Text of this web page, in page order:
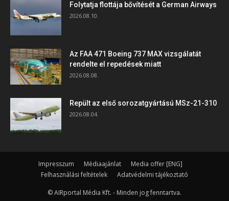
Folytatja flottája bővítését a German Airways
2026.08.10.
Az FAA 471 Boeing 737 MAX vizsgálatát
rendelte el repedések miatt
2026.08.08.
Repült az első sorozatgyártású MSz-21-310
2026.08.04.
Impresszum Médiaajánlat
Media offer [ENG]
Felhasználási feltételek
Adatvédelmi tájékoztató
© AIRportal Média Kft. - Minden jog fenntartva.